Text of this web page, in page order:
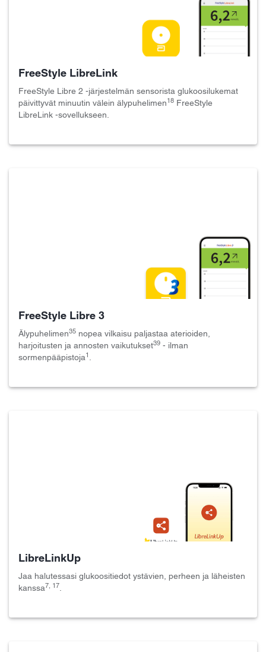
FreeStyle LibreLink
FreeStyle Libre 2 -järjestelmän sensorista glukoosilukemat
päivittyvät minuutin välein älypuhelimen18 FreeStyle
LibreLink -sovellukseen.
FreeStyle Libre 3
Älypuhelimen35 nopea vilkaisu paljastaa aterioiden,
harjoitusten ja annosten vaikutukset39 - ilman
sormenpääpistoja1
LibreLinkUp
Jaa halutessasi glukoositiedot ystävien, perheen ja läheisten
kanssa7, 17